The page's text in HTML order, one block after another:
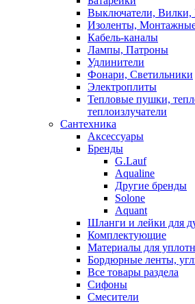
Выключатели, Вилки,
Изоленты,
Кабель-каналы
Лампы, Патроны
Удлинители
Фонари, Светильники
Электроплиты
Тепловые пушки,
теплоизлучатели
Сантехника
Аксессуары
Бренды
G.Lauf
Aqualine
Другие бренды
Solone
Aquant
Шланги и лейки для
Комплектующие
Материалы для
Бордюрные ленты,
Все товары раздела
Сифоны
Смесители